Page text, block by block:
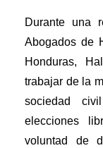
Durante una
Abogados de
Honduras,
trabajar de la
sociedad
elecciones
voluntad de